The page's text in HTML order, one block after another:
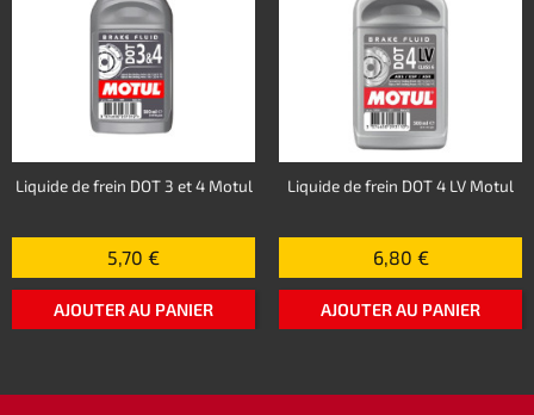
Liquide de frein DOT 3 et 4 Motul
5,70 €
AJOUTER AU PANIER
Liquide de frein DOT 4 LV Motul
6,80 €
AJOUTER AU PANIER